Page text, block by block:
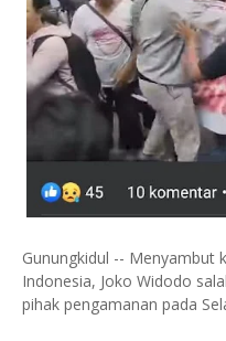
Gunungkidul -- Menyambut
Indonesia, Joko Widodo
pihak pengamanan pada